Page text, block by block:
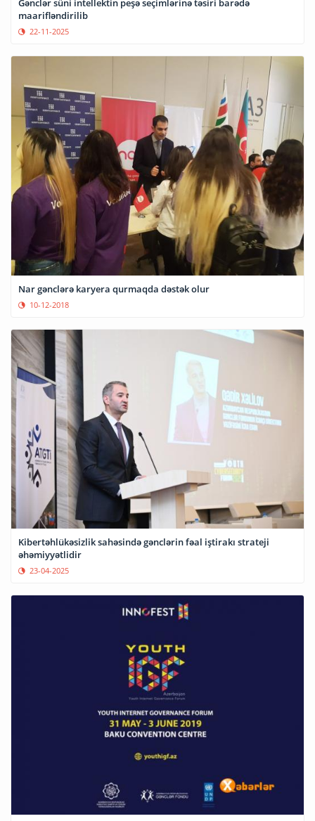
Gənclər süni intellektin peşə seçimlərinə təsiri barədə
maarifləndirilib
22-11-2025
Nar gənclərə karyera qurmaqda dəstək olur
10-12-2018
Kibertəhlükəsizlik sahəsində gənclərin fəal iştirakı strateji
əhəmiyyətlidir
23-04-2025